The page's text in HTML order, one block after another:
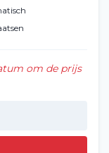
om de prijs